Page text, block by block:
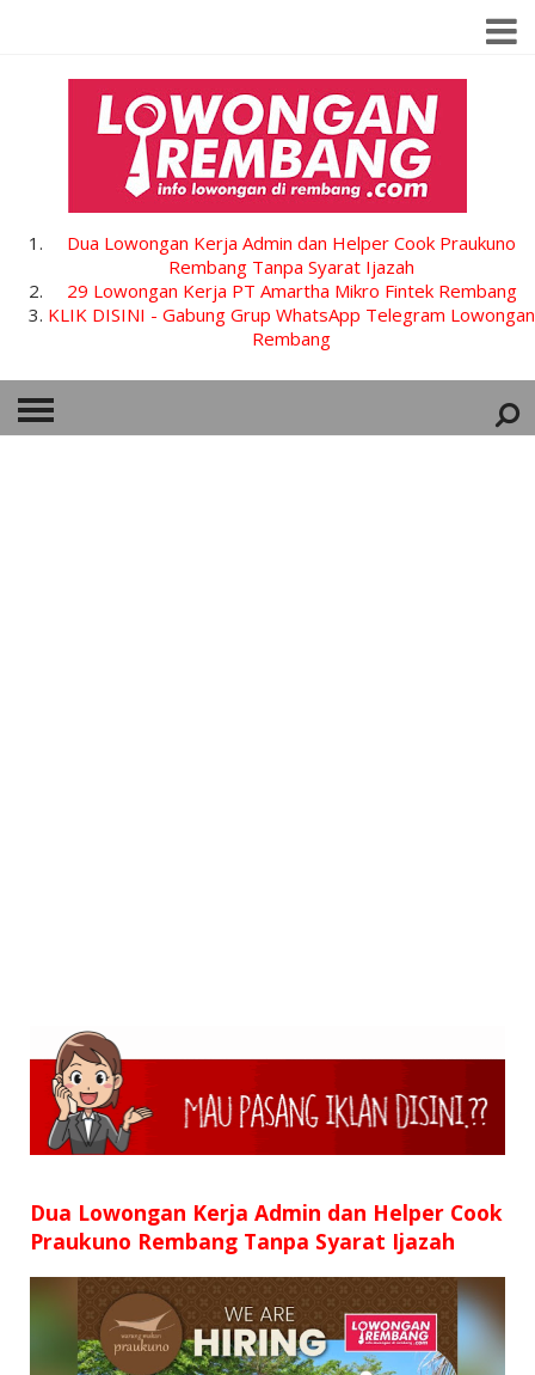
Dua Lowongan Kerja Admin dan Helper Cook Praukuno
Rembang Tanpa Syarat Ijazah
29 Lowongan Kerja PT Amartha Mikro Fintek Rembang
KLIK DISINI - Gabung Grup WhatsApp Telegram Lowongan
Rembang
Dua Lowongan Kerja Admin dan Helper Cook
Praukuno Rembang Tanpa Syarat Ijazah